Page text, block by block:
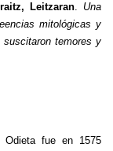
Leitzaran. Una
mitológicas y
suscitaron temores y
Odieta fue en 1575